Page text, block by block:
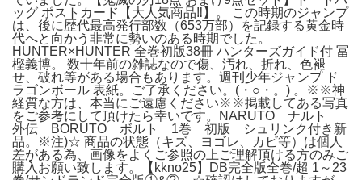
ッグ ポストカード【大人気商品‼︎】。 この時期のジャンプ
は、後に歴代最高発行部数（653万部）を記録する黄金時
代へと向かう非常に勢いのある時期でした。
HUNTER×HUNTER 全巻初版38冊 ハンターズガイド付 冨
樫義博。 数十年前の雑誌なので傷、汚れ、折れ、色褪
せ、破れ等がある場合もあります。週刊少年ジャンプ ド
ラゴンボール 表紙。ご了承ください。(・○・。) 。※※神
経質な方は、本当にご遠慮ください※※掲載してある写真
をご参考にして頂けたら幸いです。NARUTO ナルト
外伝 BORUTO ボルト 1巻 初版 シュリンク付き新
品。※注)☆ 商品の状態（キズ、ヨゴレ、カビ等）は個人
差がある為、画像をよくご参照の上ご理解頂ける方のみご
購入お願い致します。【kkno25】DB完全版全巻/超 1～23